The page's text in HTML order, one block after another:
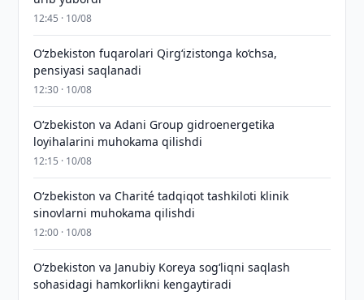
12:45 · 10/08
O‘zbekiston fuqarolari Qirg‘izistonga ko‘chsa,
pensiyasi saqlanadi
12:30 · 10/08
Oʻzbekiston va Adani Group gidroenergetika
loyihalarini muhokama qilishdi
12:15 · 10/08
Oʻzbekiston va Charité tadqiqot tashkiloti klinik
sinovlarni muhokama qilishdi
12:00 · 10/08
Oʻzbekiston va Janubiy Koreya sogʻliqni saqlash
sohasidagi hamkorlikni kengaytiradi